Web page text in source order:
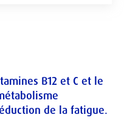
B12 et C et le
de la fatigue.